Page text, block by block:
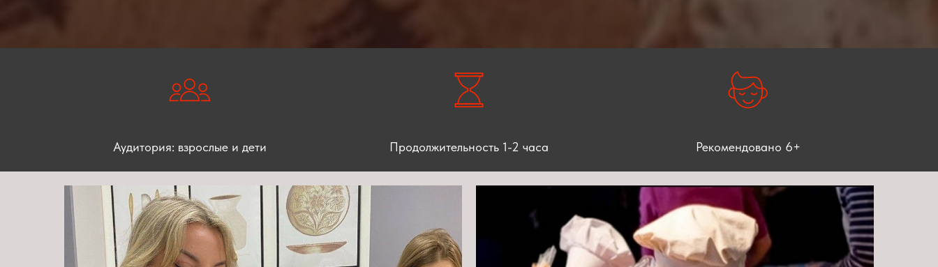
Аудитория: взрослые и дети Продолжительность 1-2 часа Рекомендовано 6+